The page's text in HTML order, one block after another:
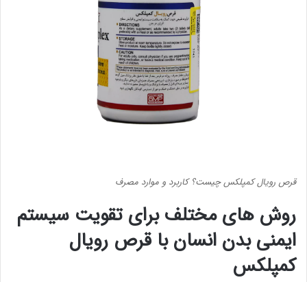
قرص رویال کمپلکس چیست؟ کاربرد و موارد مصرف
روش های مختلف برای تقویت سیستم
ایمنی بدن انسان با قرص رویال
کمپلکس